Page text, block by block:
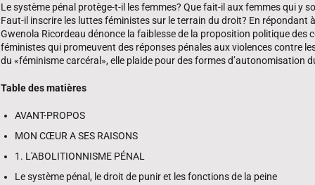
Le système pénal protège-t-il les femmes? Que fait-il aux femmes qui y
Faut-il inscrire les luttes féministes sur le terrain du droit? En répondant
Gwenola Ricordeau dénonce la faiblesse de la proposition politique des
féministes qui promeuvent des réponses pénales aux violences contre
du «féminisme carcéral», elle plaide pour des formes d’autonomisation
Table des matières
AVANT-PROPOS
MON CŒUR A SES RAISONS
1. L'ABOLITIONNISME PÉNAL
Le système pénal, le droit de punir et les fonctions de la peine